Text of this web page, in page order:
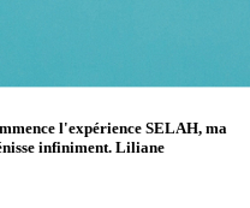
l'expérience SELAH, ma
infiniment. Liliane